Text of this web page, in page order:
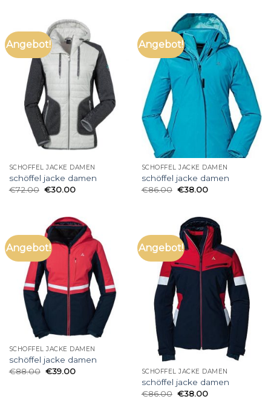
Angebot!
SCHÖFFEL JACKE DAMEN
schöffel jacke damen
€72.00 €30.00
Angebot!
SCHÖFFEL JACKE DAMEN
schöffel jacke damen
€86.00 €38.00
Angebot!
SCHÖFFEL JACKE DAMEN
schöffel jacke damen
€88.00 €39.00
Angebot!
SCHÖFFEL JACKE DAMEN
schöffel jacke damen
€86.00 €38.00